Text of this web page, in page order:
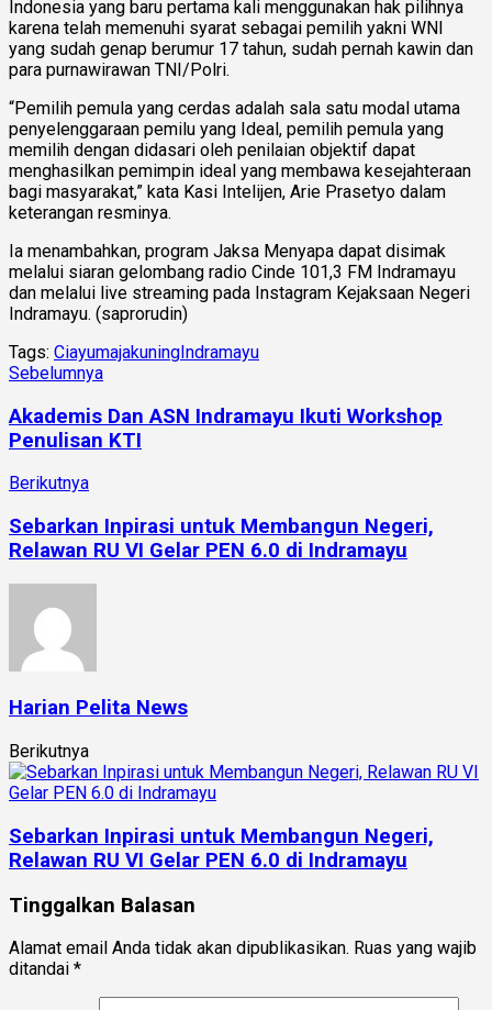
Indonesia yang baru pertama kali menggunakan hak pilihnya
karena telah memenuhi syarat sebagai pemilih yakni WNI
yang sudah genap berumur 17 tahun, sudah pernah kawin dan
para purnawirawan TNI/Polri.
“Pemilih pemula yang cerdas adalah sala satu modal utama
penyelenggaraan pemilu yang Ideal, pemilih pemula yang
memilih dengan didasari oleh penilaian objektif dapat
menghasilkan pemimpin ideal yang membawa kesejahteraan
bagi masyarakat,” kata Kasi Intelijen, Arie Prasetyo dalam
keterangan resminya.
Ia menambahkan, program Jaksa Menyapa dapat disimak
melalui siaran gelombang radio Cinde 101,3 FM Indramayu
dan melalui live streaming pada Instagram Kejaksaan Negeri
Indramayu. (saprorudin)
Tags: CiayumajakuningIndramayu
Sebelumnya
Akademis Dan ASN Indramayu Ikuti Workshop
Penulisan KTI
Berikutnya
Sebarkan Inpirasi untuk Membangun Negeri,
Relawan RU VI Gelar PEN 6.0 di Indramayu
Harian Pelita News
Berikutnya
Sebarkan Inpirasi untuk Membangun Negeri,
Relawan RU VI Gelar PEN 6.0 di Indramayu
Tinggalkan Balasan
Alamat email Anda tidak akan dipublikasikan. Ruas yang wajib
ditandai *